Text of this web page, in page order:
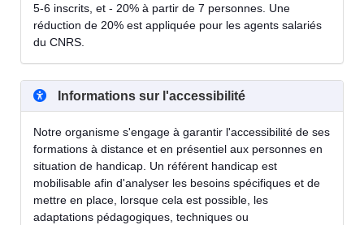
5-6 inscrits, et - 20% à partir de 7 personnes. Une
réduction de 20% est appliquée pour les agents salariés
du CNRS.
Informations sur l'accessibilité
Notre organisme s'engage à garantir l'accessibilité de ses
formations à distance et en présentiel aux personnes en
situation de handicap. Un référent handicap est
mobilisable afin d'analyser les besoins spécifiques et de
mettre en place, lorsque cela est possible, les
adaptations pédagogiques, techniques ou